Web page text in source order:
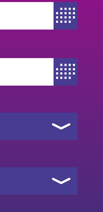
Zeitraum von
Zeitraum bis